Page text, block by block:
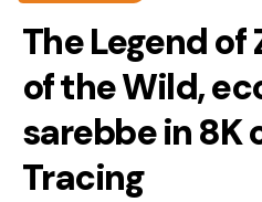
The Legend of
of the Wild,
sarebbe in 8K
Tracing